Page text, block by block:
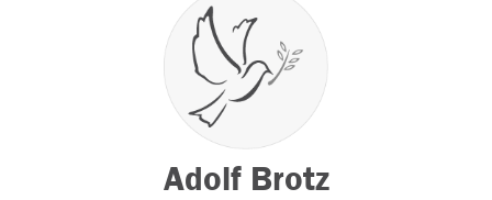
Adolf Brotz